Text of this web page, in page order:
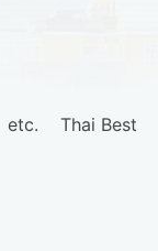
etc. Thai Best